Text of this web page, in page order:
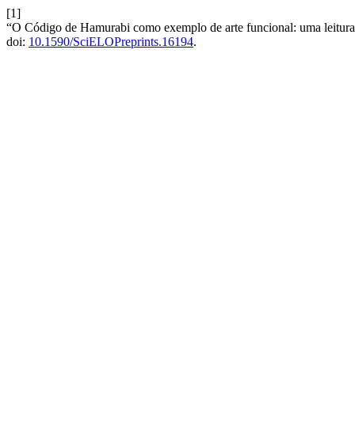
[1]
“O Código de Hamurabi como exemplo de arte funcional: uma
doi: 10.1590/SciELOPreprints.16194.